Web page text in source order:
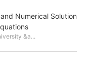
Numerical Solution
&a...